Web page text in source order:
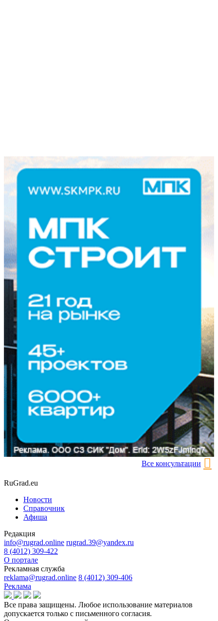
Все консультации
RuGrad.eu
Новости
Справочник
Афиша
Редакция
info@rugrad.online rugrad.39@yandex.ru
8 (4012) 309-422
О портале
Рекламная служба
reklama@rugrad.online 8 (4012) 309-406
Реклама
Все права защищены. Любое использование материалов
допускается только с письменного согласия.